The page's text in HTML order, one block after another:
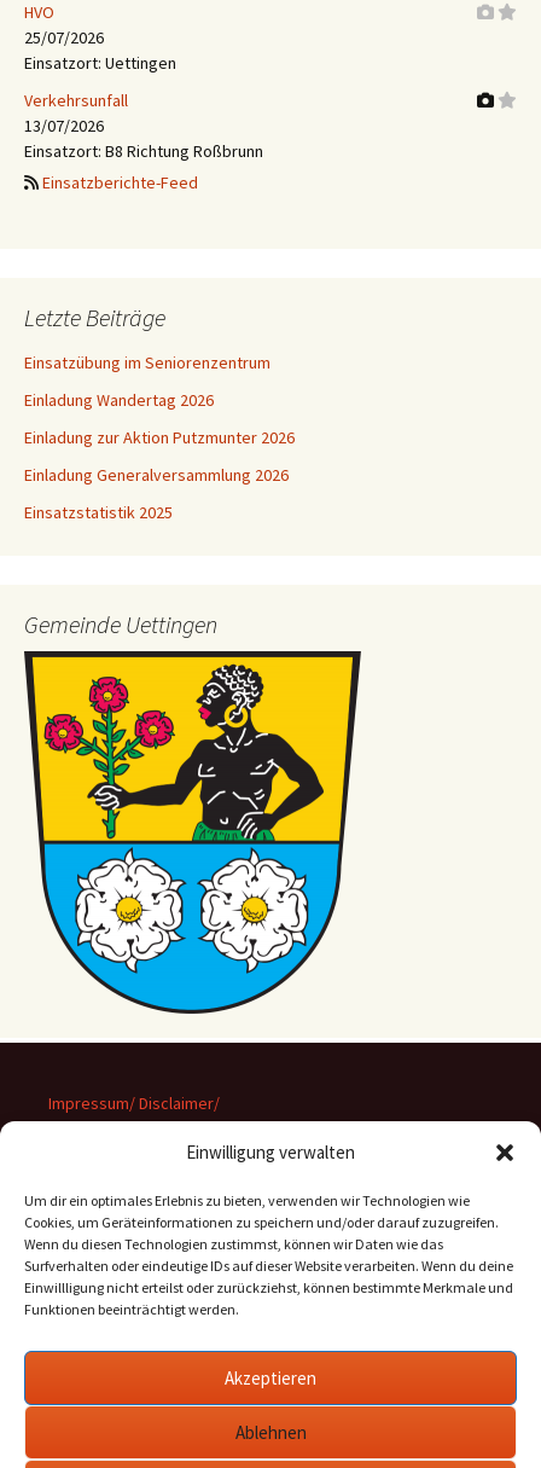
Einwilligung verwalten
Um dir ein optimales Erlebnis zu bieten, verwenden wir Technologien wie
Cookies, um Geräteinformationen zu speichern und/oder darauf zuzugreifen.
Wenn du diesen Technologien zustimmst, können wir Daten wie das
Surfverhalten oder eindeutige IDs auf dieser Website verarbeiten. Wenn du deine
Einwillligung nicht erteilst oder zurückziehst, können bestimmte Merkmale und
Funktionen beeinträchtigt werden.
Akzeptieren
Ablehnen
HVO
25/07/2026
Einsatzort: Uettingen
Verkehrsunfall
13/07/2026
Einsatzort: B8 Richtung Roßbrunn
Einsatzberichte-Feed
Letzte Beiträge
Einsatzübung im Seniorenzentrum
Einladung Wandertag 2026
Einladung zur Aktion Putzmunter 2026
Einladung Generalversammlung 2026
Einsatzstatistik 2025
Gemeinde Uettingen
Impressum/ Disclaimer/
Datenschutz
Suchen
nach: